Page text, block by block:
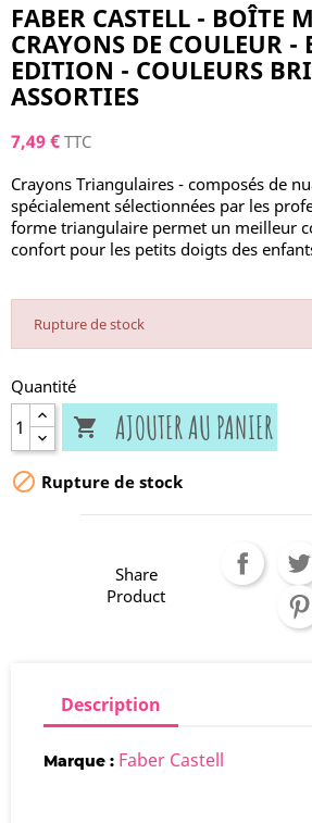
FABER CASTELL - BOÎTE
CRAYONS DE COULEUR -
EDITION - COULEURS
ASSORTIES
7,49 € TTC
Crayons Triangulaires - composés de
spécialement sélectionnées par les
forme triangulaire permet un meilleur
confort pour les petits doigts des
Rupture de stock
Quantité
 AJOUTER AU PANIER
 Rupture de stock
Share
Product
Description
Marque : Faber Castell